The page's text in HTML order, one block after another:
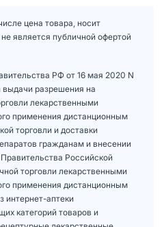
цена товара, носит
является публичной офертой
РФ от 16 мая 2020 N
разрешения на
лекарственными
применения дистанционным
торговли и доставки
гражданам и внесении
Российской
торговли лекарственными
применения дистанционным
интернет-аптеки
категорий товаров и